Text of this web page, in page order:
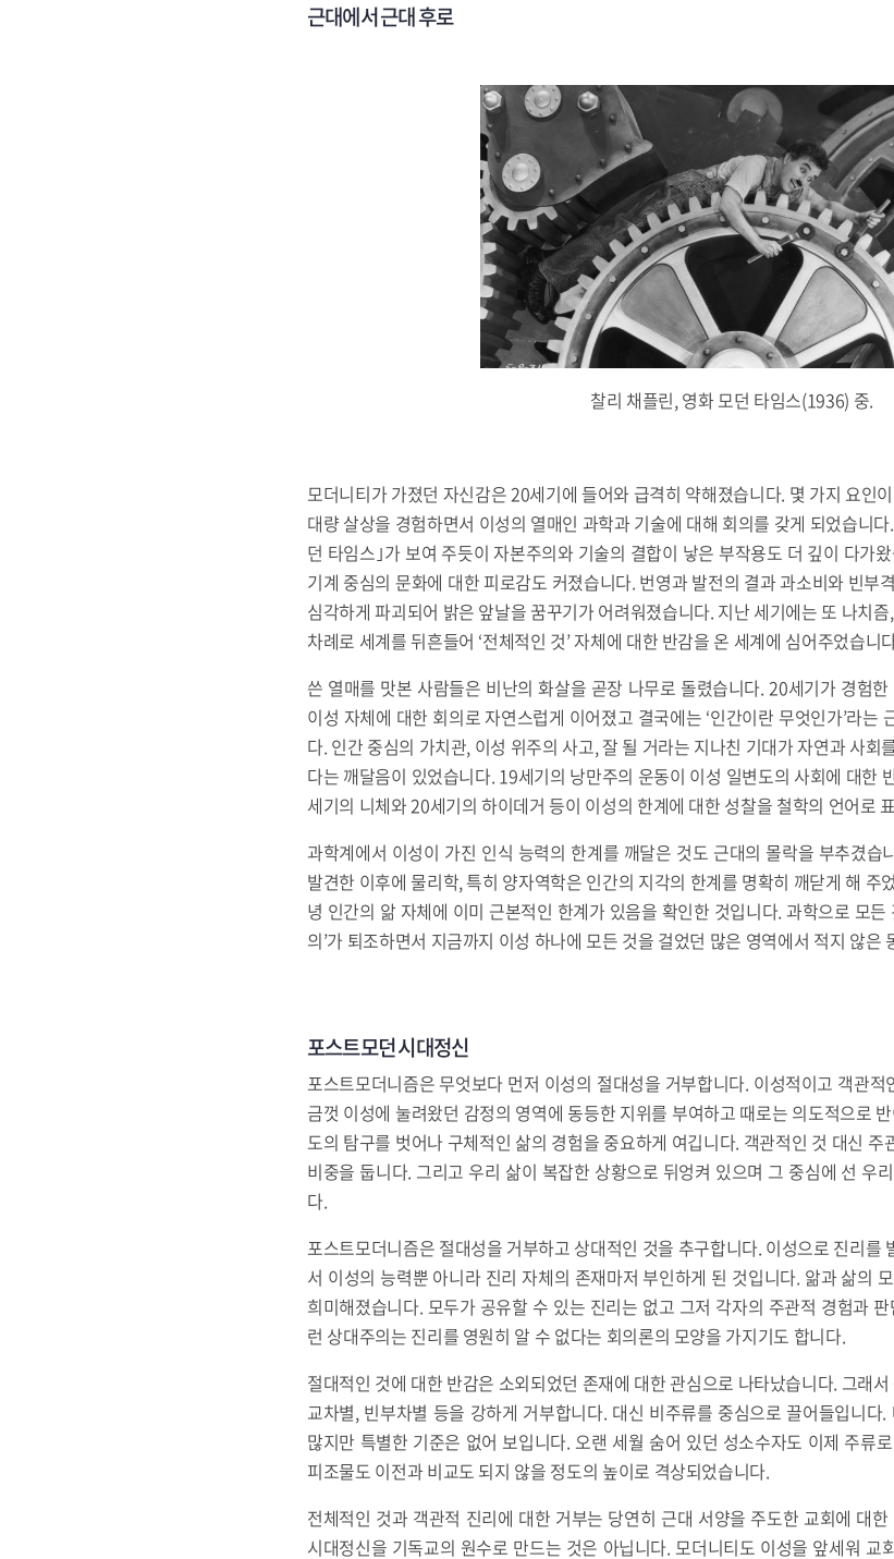
근대에서 근대 후로
찰리 채플린, 영화 모던 타임스(1936) 중.
모더니티가 가졌던 자신감은 20세기에 들어와 급격히 약해졌습니다. 몇 가지 요인
대량 살상을 경험하면서 이성의 열매인 과학과 기술에 대해 회의를 갖게 되었습니
던 타임스｣가 보여 주듯이 자본주의와 기술의 결합이 낳은 부작용도 더 깊이 다가
기계 중심의 문화에 대한 피로감도 커졌습니다. 번영과 발전의 결과 과소비와 빈부
심각하게 파괴되어 밝은 앞날을 꿈꾸기가 어려워졌습니다. 지난 세기에는 또 나치
차례로 세계를 뒤흔들어 ‘전체적인 것’ 자체에 대한 반감을 온 세계에 심어주었습니
쓴 열매를 맛본 사람들은 비난의 화살을 곧장 나무로 돌렸습니다. 20세기가 경험
이성 자체에 대한 회의로 자연스럽게 이어졌고 결국에는 ‘인간이란 무엇인가’라는
다. 인간 중심의 가치관, 이성 위주의 사고, 잘 될 거라는 지나친 기대가 자연과 사회
다는 깨달음이 있었습니다. 19세기의 낭만주의 운동이 이성 일변도의 사회에 대한
세기의 니체와 20세기의 하이데거 등이 이성의 한계에 대한 성찰을 철학의 언어로
과학계에서 이성이 가진 인식 능력의 한계를 깨달은 것도 근대의 몰락을 부추겼습
발견한 이후에 물리학, 특히 양자역학은 인간의 지각의 한계를 명확히 깨닫게 해 주
녕 인간의 앎 자체에 이미 근본적인 한계가 있음을 확인한 것입니다. 과학으로 모든
의’가 퇴조하면서 지금까지 이성 하나에 모든 것을 걸었던 많은 영역에서 적지 않은
포스트모던 시대정신
포스트모더니즘은 무엇보다 먼저 이성의 절대성을 거부합니다. 이성적이고 객관
금껏 이성에 눌려왔던 감정의 영역에 동등한 지위를 부여하고 때로는 의도적으로
도의 탐구를 벗어나 구체적인 삶의 경험을 중요하게 여깁니다. 객관적인 것 대신 주
비중을 둡니다. 그리고 우리 삶이 복잡한 상황으로 뒤엉켜 있으며 그 중심에 선 우
다.
포스트모더니즘은 절대성을 거부하고 상대적인 것을 추구합니다. 이성으로 진리를
서 이성의 능력뿐 아니라 진리 자체의 존재마저 부인하게 된 것입니다. 앎과 삶의
희미해졌습니다. 모두가 공유할 수 있는 진리는 없고 그저 각자의 주관적 경험과
런 상대주의는 진리를 영원히 알 수 없다는 회의론의 모양을 가지기도 합니다.
절대적인 것에 대한 반감은 소외되었던 존재에 대한 관심으로 나타났습니다. 그래
교차별, 빈부차별 등을 강하게 거부합니다. 대신 비주류를 중심으로 끌어들입니
많지만 특별한 기준은 없어 보입니다. 오랜 세월 숨어 있던 성소수자도 이제 주류
피조물도 이전과 비교도 되지 않을 정도의 높이로 격상되었습니다.
전체적인 것과 객관적 진리에 대한 거부는 당연히 근대 서양을 주도한 교회에 대
시대정신을 기독교의 원수로 만드는 것은 아닙니다. 모더니티도 이성을 앞세워 교